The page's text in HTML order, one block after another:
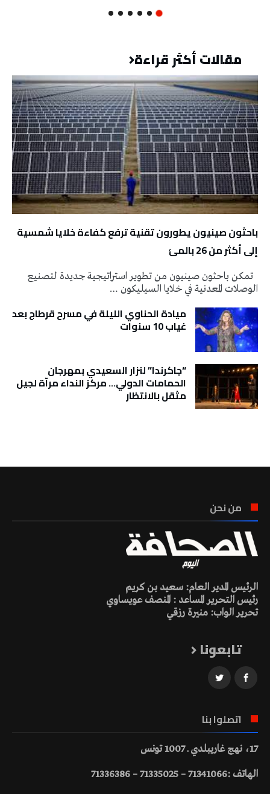
مقالات أكثر قراءة
باحثون صينيون يطورون تقنية ترفع كفاءة خلايا شمسية
إلى أكثر من 26 بالمئ
تمكن باحثون صينيون من تطوير استراتيجية جديدة لتصنيع
الوصلات المعدنية في خلايا السيليكون …
ميادة الحناوي الليلة في مسرح قرطاج بعد
غياب 10 سنوات
“جاكرندا” لنزار السعيدي بمهرجان
الحمامات الدولي… مركز النداء مرآة لجيل
مثقل بالانتظار
من نحن
الرئيس المدير العام: سعيد بن كريم
رئيس التحرير المساعد : المنصف عويساوي
تحرير الواب: منيرة رزقي
تابعونا
اتصلوا بنا
17، نهج غاريبلدي ـ 1007 تونس
الهاتف :71341066 – 71335025 – 71336386